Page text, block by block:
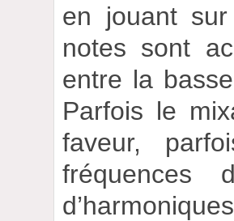
en jouant
notes sont
entre la
Parfois le
faveur,
fréquences